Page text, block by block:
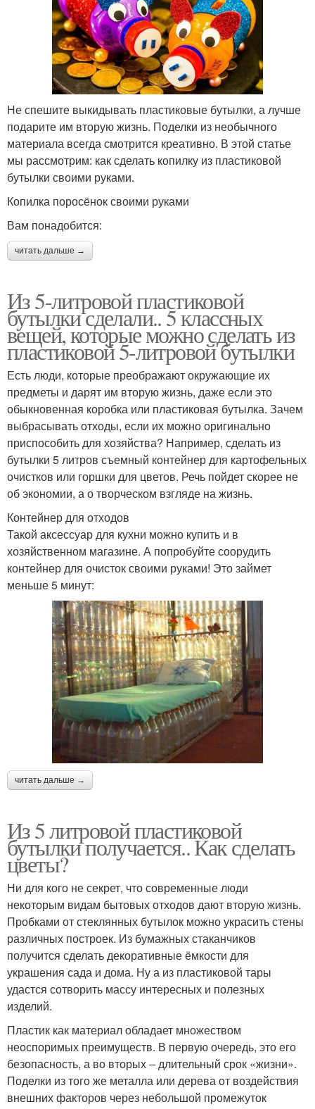
Не спешите выкидывать пластиковые бутылки, а лучше
подарите им вторую жизнь. Поделки из необычного
материала всегда смотрится креативно. В этой статье
мы рассмотрим: как сделать копилку из пластиковой
бутылки своими руками.
Копилка поросёнок своими руками
Вам понадобится:
читать дальше →
Из 5-литровой пластиковой
бутылки сделали.. 5 классных
вещей, которые можно сделать из
пластиковой 5-литровой бутылки
Есть люди, которые преображают окружающие их
предметы и дарят им вторую жизнь, даже если это
обыкновенная коробка или пластиковая бутылка. Зачем
выбрасывать отходы, если их можно оригинально
приспособить для хозяйства? Например, сделать из
бутылки 5 литров съемный контейнер для картофельных
очистков или горшки для цветов. Речь пойдет скорее не
об экономии, а о творческом взгляде на жизнь.
Контейнер для отходов
Такой аксессуар для кухни можно купить и в
хозяйственном магазине. А попробуйте соорудить
контейнер для очисток своими руками! Это займет
меньше 5 минут:
читать дальше →
Из 5 литровой пластиковой
бутылки получается.. Как сделать
цветы?
Ни для кого не секрет, что современные люди
некоторым видам бытовых отходов дают вторую жизнь.
Пробками от стеклянных бутылок можно украсить стены
различных построек. Из бумажных стаканчиков
получится сделать декоративные ёмкости для
украшения сада и дома. Ну а из пластиковой тары
удастся сотворить массу интересных и полезных
изделий.
Пластик как материал обладает множеством
неоспоримых преимуществ. В первую очередь, это его
безопасность, а во вторых – длительный срок «жизни».
Поделки из того же металла или дерева от воздействия
внешних факторов через небольшой промежуток